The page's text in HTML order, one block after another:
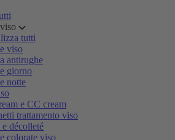
tutti
viso
antirughe
giorno
notte
e CC cream
trattamento viso
décolleté
colorate viso